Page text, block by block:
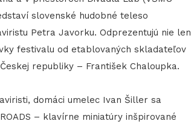
slovenské hudobné teleso
Petra Javorku. Odprezentujú nie len
festivalu od etablovaných skladateľov
republiky – František Chaloupka.
domáci umelec Ivan Šiller sa
– klavírne miniatúry inšpirované